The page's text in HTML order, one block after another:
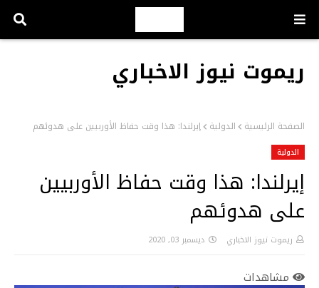
ريموت نيوز الاخباري
الصفحة الرئيسية الدولية إيرلندا: هذا وقت حفاظ الأوربيين على هدوئهم
الدولية
إيرلندا: هذا وقت حفاظ الأوربيين
على هدوئهم
ريموت نيوز الاخباري ديسمبر 03, 2020
مشاهدات